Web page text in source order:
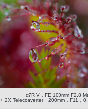
α7R V，FE 100mm F2.8
+ 2X Teleconverter 200mm，F11，